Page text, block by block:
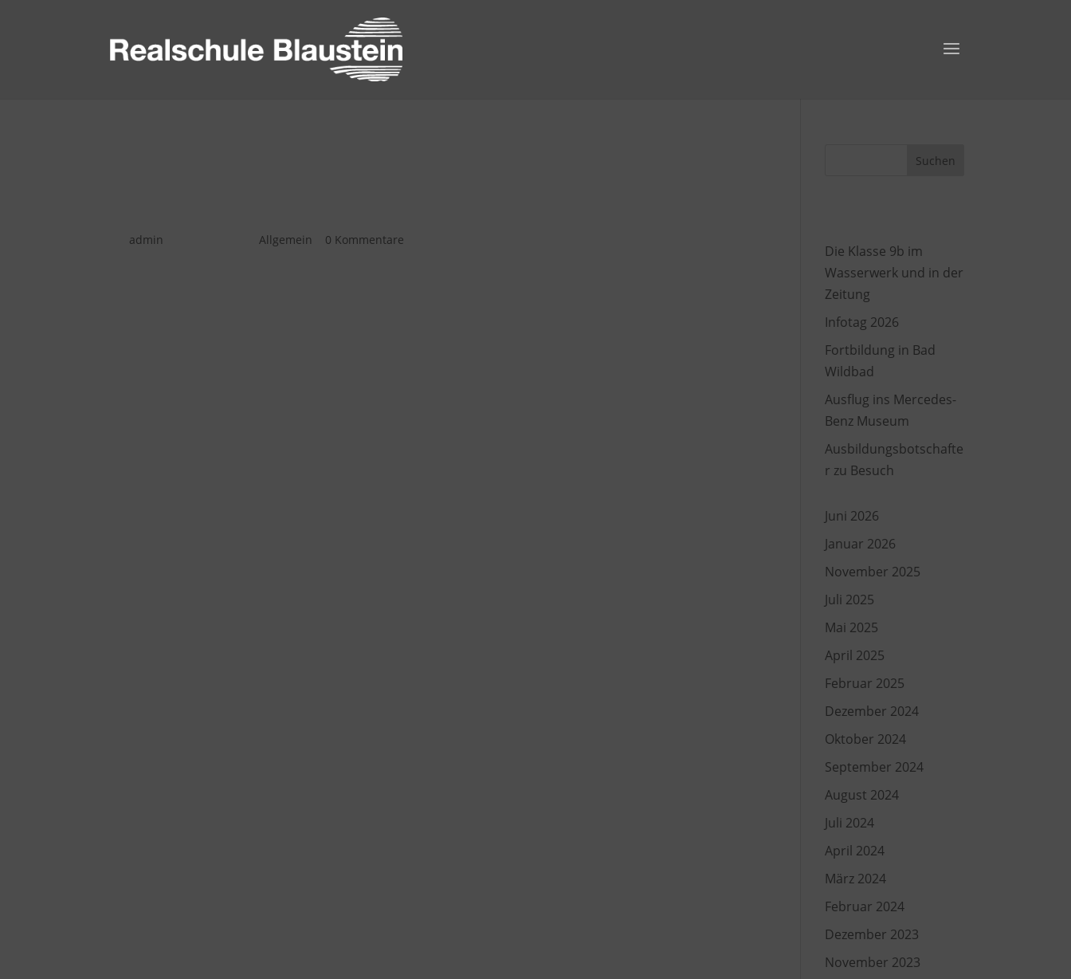
admin |Allgemein 0 Kommentare
Suchen
Die Klasse 9b im
Wasserwerk und in der
Zeitung
Infotag 2026
Fortbildung in Bad
Wildbad
Ausflug ins Mercedes-
Benz Museum
Ausbildungsbotschafte
r zu Besuch
Juni 2026
Januar 2026
November 2025
Juli 2025
Mai 2025
April 2025
Februar 2025
Dezember 2024
Oktober 2024
September 2024
August 2024
Juli 2024
April 2024
März 2024
Februar 2024
Dezember 2023
November 2023